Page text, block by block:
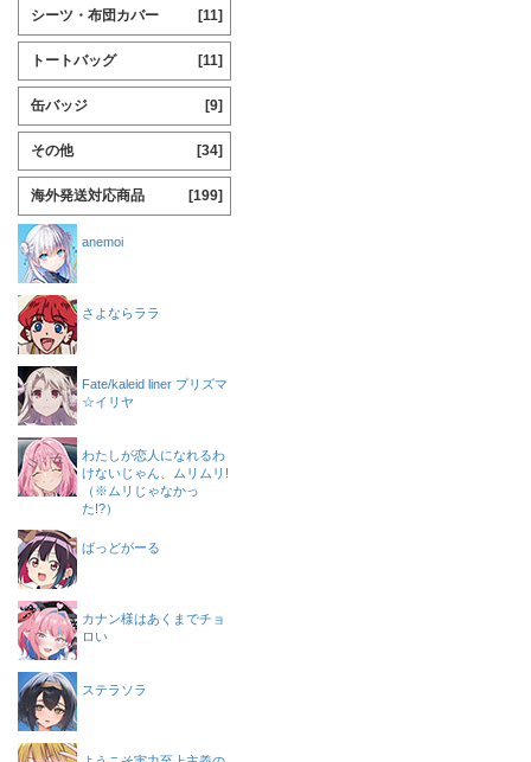
シーツ・布団カバー [11]
トートバッグ [11]
缶バッジ [9]
その他 [34]
海外発送対応商品 [199]
anemoi
さよならララ
Fate/kaleid liner プリズマ
☆イリヤ
わたしが恋人になれるわ
けないじゃん、ムリムリ!
（※ムリじゃなかっ
た!?）
ばっどがーる
カナン様はあくまでチョ
ロい
ステラソラ